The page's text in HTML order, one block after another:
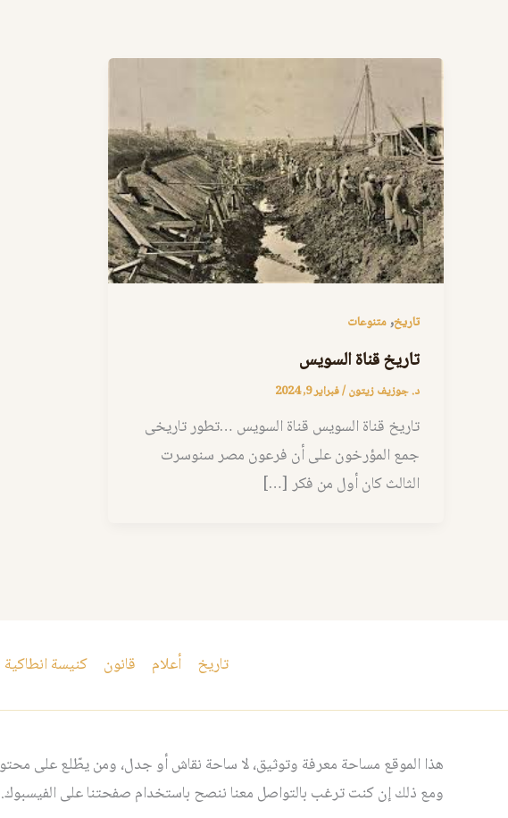
تاريخ,متنوعات
تاريخ قناة السويس
د. جوزيف زيتون/فبراير 9, 2024
تاريخ قناة السويس قناة السويس …تطور تاريخى
جمع المؤرخون على أن فرعون مصر سنوسرت
الثالث كان أول من فكر […]
تاريخ أعلام قانون كنيسة انطاكية
هذا الموقع مساحة معرفة وتوثيق، لا ساحة نقاش أو جدل، ومن يطّلع على
ومع ذلك إن كنت ترغب بالتواصل معنا ننصح باستخدام صفحتنا على الفيسبوك.